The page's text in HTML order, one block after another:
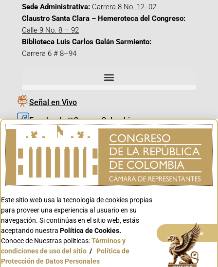
Sede Administrativa: Carrera 8 No. 12- 02
Claustro Santa Clara – Hemeroteca del Congreso:
Calle 9 No. 8 – 92
Biblioteca Luis Carlos Galán Sarmiento:
Carrera 6 # 8–94
Señal en Vivo
Facebook_@CamaraColombia
Instagram_@CamaraColombia
X_@CamaraColombia
Youtube_@CamaraColombia
Youtube_@CanalCongreso
Conoce GOV.CO
Este sitio web usa la tecnología de cookies propias
para proveer una experiencia al usuario en su
navegación. Si continúas en el sitio web, estás
aceptando nuestra Política de Cookies.
Conoce de Nuestras políticas:Términos y
condiciones de uso del sitio / Política de
Protección de Datos Personales
Aceptar